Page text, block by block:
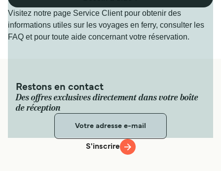
Visitez notre page Service Client pour obtenir des
informations utiles sur les voyages en ferry, consulter les
FAQ et pour toute aide concernant votre réservation.
Restons en contact
Des offres exclusives directement dans votre boîte
de réception
S'inscrire